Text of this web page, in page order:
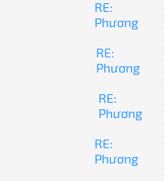
RE:
Phương
RE:
Phương
RE:
Phương
RE:
Phương